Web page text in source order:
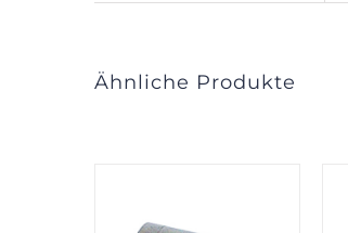
Ähnliche Produkte